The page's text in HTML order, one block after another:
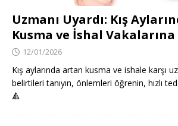
Uzmanı Uyardı: Kış
Kusma ve İshal
12/01/2026
Kış aylarında artan kusma ve ishale karşı
belirtileri tanıyın, önlemleri öğrenin, hızlı
🔺